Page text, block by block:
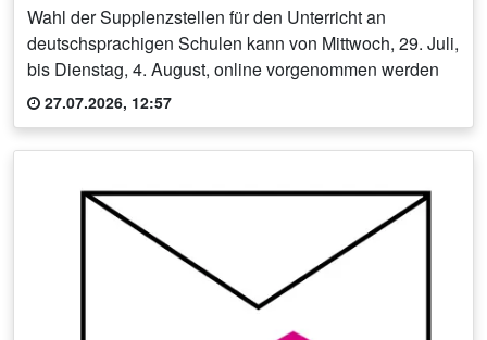
Wahl der Supplenzstellen für den Unterricht an
deutschsprachigen Schulen kann von Mittwoch, 29. Juli,
bis Dienstag, 4. August, online vorgenommen werden
27.07.2026, 12:57